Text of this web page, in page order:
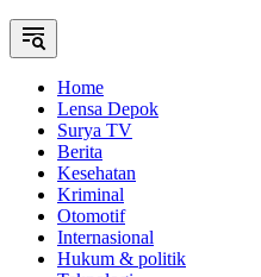
Home
Lensa Depok
Surya TV
Berita
Kesehatan
Kriminal
Otomotif
Internasional
Hukum & politik